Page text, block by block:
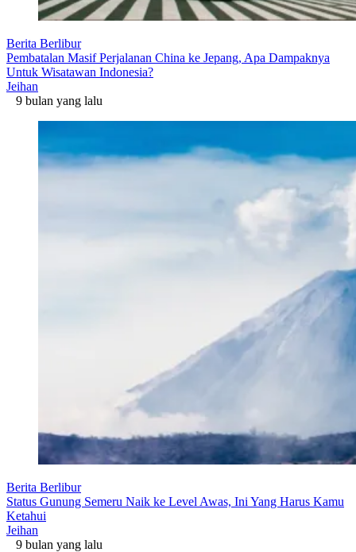
Berita Berlibur
Pembatalan Masif Perjalanan China ke Jepang, Apa Dampaknya
Untuk Wisatawan Indonesia?
Jeihan
9 bulan yang lalu
Berita Berlibur
Status Gunung Semeru Naik ke Level Awas, Ini Yang Harus Kamu
Ketahui
Jeihan
9 bulan yang lalu